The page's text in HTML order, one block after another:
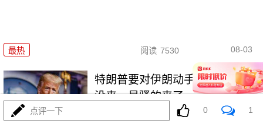
最热 阅读 7530 08-03
特朗普要对伊朗动手？最狠的还
没来，最骚的来了
最热
点评一下 0 1